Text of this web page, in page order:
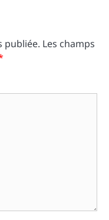
publiée. Les champs